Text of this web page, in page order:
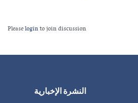
Pleaseloginto join discussion
النشرة الإخبارية